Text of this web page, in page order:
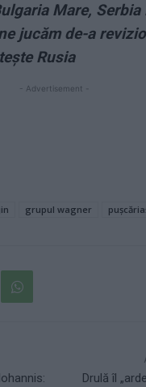
Mare, Serbia
jucăm de-a
Rusia
- Advertisement -
grupul wagner
Drulă îl